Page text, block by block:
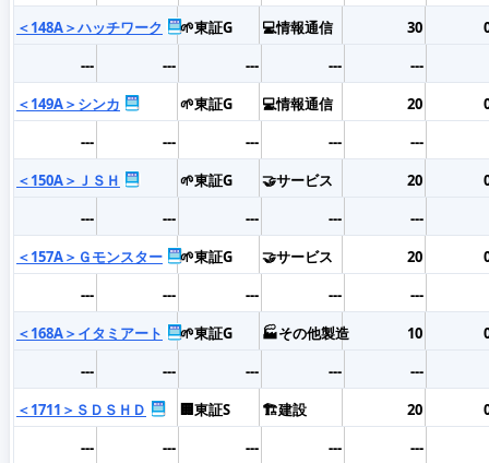
＜148A＞ハッチワーク
🌱東証G 💻情報通信 30
---
--- --- ---
---
＜149A＞シンカ
🌱東証G 💻情報通信 20
---
--- --- ---
---
＜150A＞ＪＳＨ
🌱東証G 🤝サービス 20
---
--- --- ---
---
＜157A＞Ｇモンスター
🌱東証G 🤝サービス 20
---
--- --- ---
---
＜168A＞イタミアート
🌱東証G 🏭その他製造 10
---
--- --- ---
---
＜1711＞ＳＤＳＨＤ
🏢東証S 🏗️建設 20
---
--- --- ---
---